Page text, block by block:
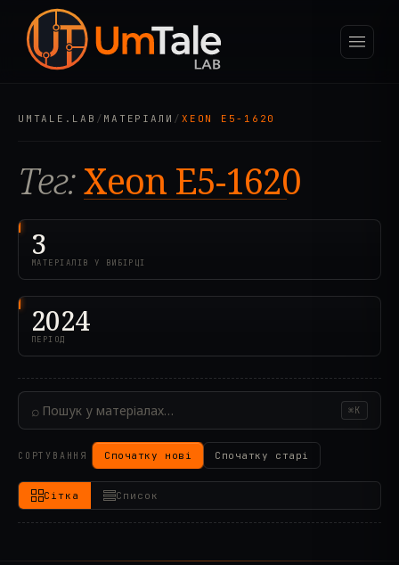
UMTALE.LAB / МАТЕРІАЛИ / XEON E5-1620
Тег:Xeon E5-1620
3
МАТЕРІАЛІВ У ВИБІРЦІ
2024
ПЕРІОД
⌕ ⌘K
СОРТУВАННЯ Спочатку нові Спочатку старі
Сітка Список